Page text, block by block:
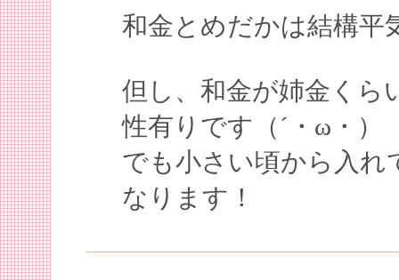
和金とめだかは結構
但し、和金が姉金くら
性有りです（´・ω・）
でも小さい頃から入れ
なります！